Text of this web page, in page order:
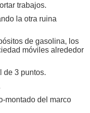
trabajos.
la otra ruina
de gasolina, los
móviles alrededor
de 3 puntos.
montado del marco